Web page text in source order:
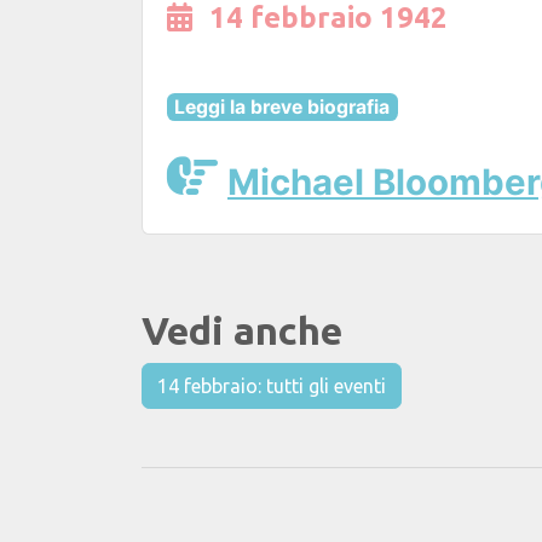
14 febbraio 1942
Leggi la breve biografia
Michael
Vedi anche
14 febbraio: tutti gli eventi